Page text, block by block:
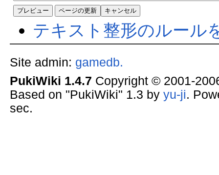
テキスト整形のルール
Site admin: gamedb.
PukiWiki 1.4.7 Copyright © 2001-
Based on "PukiWiki" 1.3 by yu-ji.
sec.